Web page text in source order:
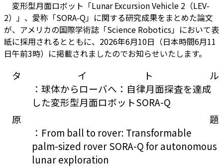
変形型月面ロボット「Lunar Excursion Vehicle 2（LEV-
2）」、愛称「SORA-Q」に関する研究成果をまとめた論文
が、アメリカの国際学術誌「Science Robotics」において表
紙に採用されるとともに、2026年6月10日（日本時間6月11
日午前3時）に掲載されましたのでお知らせいたします。
タイトル
：球体からローバへ：自律月面探査を達成
した変形型月面ロボットSORA-Q
原題
：From ball to rover: Transformable
palm-sized rover SORA-Q for autonomous
lunar exploration